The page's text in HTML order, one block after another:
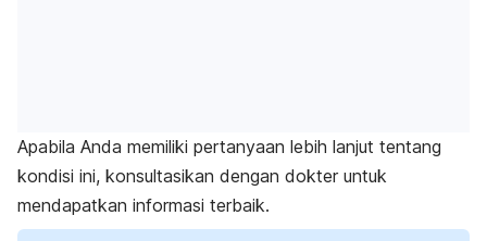
Apabila Anda memiliki pertanyaan lebih lanjut tentang
kondisi ini, konsultasikan dengan dokter untuk
mendapatkan informasi terbaik.